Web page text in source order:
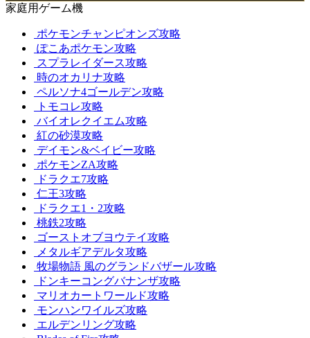
家庭用ゲーム機
ポケモンチャンピオンズ攻略
ぽこあポケモン攻略
スプラレイダース攻略
時のオカリナ攻略
ペルソナ4ゴールデン攻略
トモコレ攻略
バイオレクイエム攻略
紅の砂漠攻略
デイモン&ベイビー攻略
ポケモンZA攻略
ドラクエ7攻略
仁王3攻略
ドラクエ1・2攻略
桃鉄2攻略
ゴーストオブヨウテイ攻略
メタルギアデルタ攻略
牧場物語 風のグランドバザール攻略
ドンキーコングバナンザ攻略
マリオカートワールド攻略
モンハンワイルズ攻略
エルデンリング攻略